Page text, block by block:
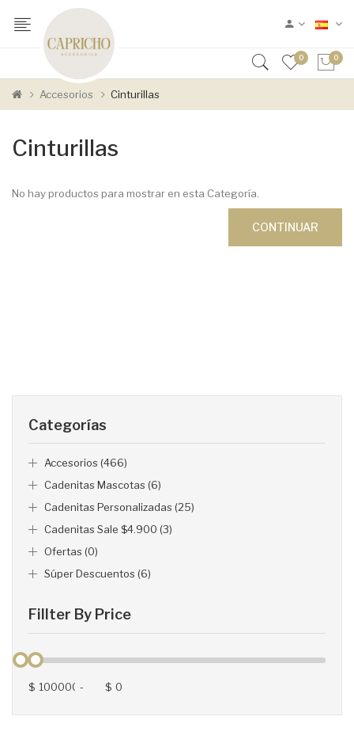
0 0
Accesorios Cinturillas
Fillter By Price
$ - $
Categorías
Accesorios (466)
Cadenitas Mascotas (6)
Cadenitas Personalizadas (25)
Cadenitas Sale $4.900 (3)
Ofertas (0)
Súper Descuentos (6)
Cinturillas
No hay productos para mostrar en esta Categoría.
CONTINUAR